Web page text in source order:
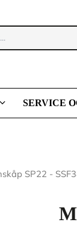
SERVICE
SP22 -